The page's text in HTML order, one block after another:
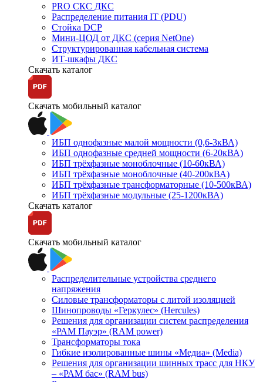
PRO СКС ДКС
Распределение питания IT (PDU)
Стойка DCP
Мини-ЦОД от ДКС (серия NetOne)
Структурированная кабельная система
ИТ-шкафы ДКС
Скачать каталог
Скачать мобильный каталог
ИБП однофазные малой мощности (0,6-3кВА)
ИБП однофазные средней мощности (6-20кВА)
ИБП трёхфазные моноблочные (10-60кВА)
ИБП трёхфазные моноблочные (40-200кВА)
ИБП трёхфазные трансформаторные (10-500кВА)
ИБП трёхфазные модульные (25-1200кВА)
Скачать каталог
Скачать мобильный каталог
Распределительные устройства среднего
напряжения
Силовые трансформаторы с литой изоляцией
Шинопроводы «Геркулес» (Hercules)
Решения для организации систем распределения
«РАМ Пауэр» (RAM power)
Трансформаторы тока
Гибкие изолированные шины «Медиа» (Media)
Решения для организации шинных трасс для НКУ
– «РАМ бас» (RAM bus)